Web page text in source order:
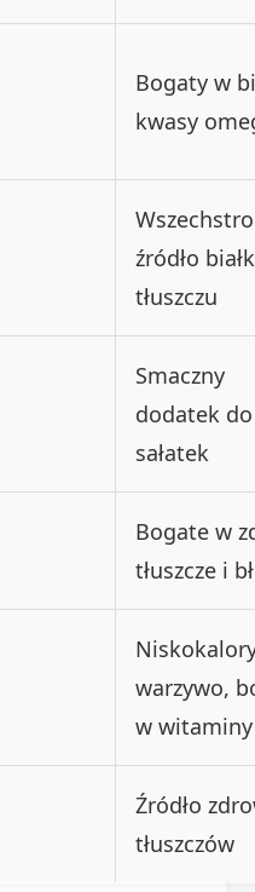
Bogaty w
kwasy
źródło
tłuszczu
Smaczny
dodatek do
sałatek
Bogate w
tłuszcze i
warzywo,
w witaminy
Źródło
tłuszczów